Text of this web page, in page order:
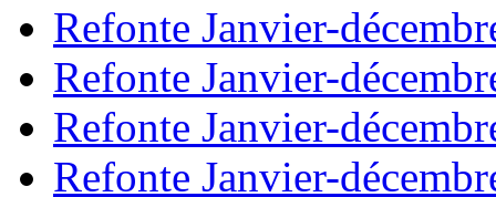
Refonte Janvier-
Refonte Janvier-
Refonte Janvier-
Refonte Janvier-